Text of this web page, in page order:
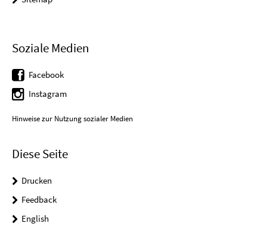
Soziale Medien
Facebook
Instagram
Hinweise zur Nutzung sozialer Medien
Diese Seite
Drucken
Feedback
English